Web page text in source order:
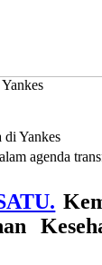
agenda